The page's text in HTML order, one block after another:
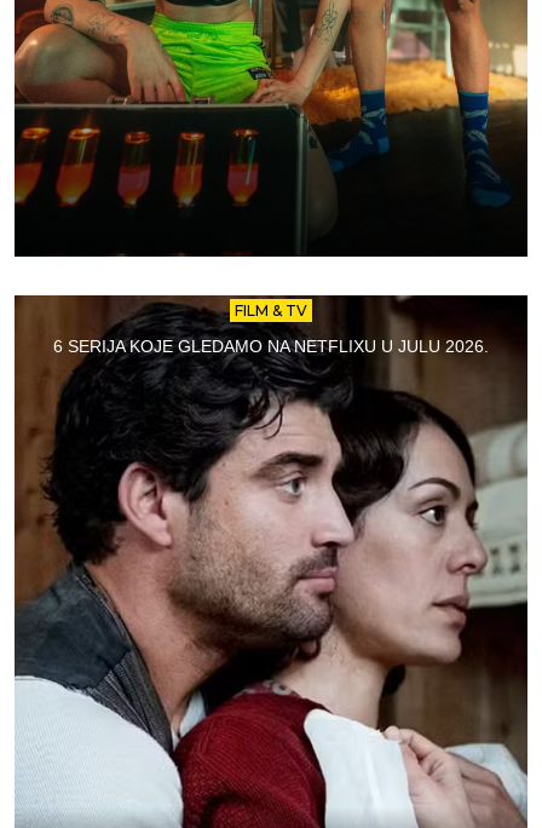
FILM & TV
6 SERIJA KOJE GLEDAMO NA NETFLIXU U JULU 2026.